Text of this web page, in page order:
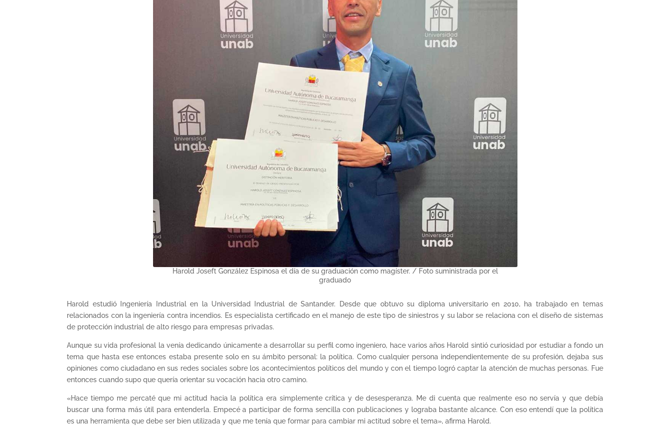
Harold Joseft González Espinosa el día de su graduación como magíster. / Foto suministrada por el
graduado
Harold estudió Ingeniería Industrial en la Universidad Industrial de Santander. Desde que obtuvo su diploma universitario en 2010, ha trabajado en temas
relacionados con la ingeniería contra incendios. Es especialista certificado en el manejo de este tipo de siniestros y su labor se relaciona con el diseño de sistemas
de protección industrial de alto riesgo para empresas privadas.
Aunque su vida profesional la venía dedicando únicamente a desarrollar su perfil como ingeniero, hace varios años Harold sintió curiosidad por estudiar a fondo un
tema que hasta ese entonces estaba presente solo en su ámbito personal: la política. Como cualquier persona independientemente de su profesión, dejaba sus
opiniones como ciudadano en sus redes sociales sobre los acontecimientos políticos del mundo y con el tiempo logró captar la atención de muchas personas. Fue
entonces cuando supo que quería orientar su vocación hacia otro camino.
«Hace tiempo me percaté que mi actitud hacia la política era simplemente crítica y de desesperanza. Me di cuenta que realmente eso no servía y que debía
buscar una forma más útil para entenderla. Empecé a participar de forma sencilla con publicaciones y lograba bastante alcance. Con eso entendí que la política
es una herramienta que debe ser bien utilizada y que me tenía que formar para cambiar mi actitud sobre el tema», afirma Harold.